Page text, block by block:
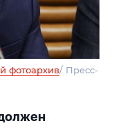
фотоархив/ Пресс-